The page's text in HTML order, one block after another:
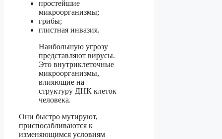
простейшие
микроорганизмы;
грибы;
глистная инвазия.
Наибольшую угрозу
представляют вирусы.
Это внутриклеточные
микроорганизмы,
влияющие на
структуру ДНК клеток
человека.
Они быстро мутируют,
приспосабливаются к
изменяющимся условиям